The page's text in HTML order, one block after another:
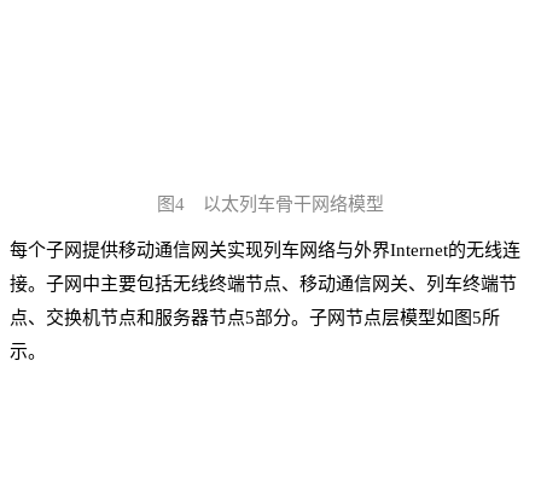
图4 以太列车骨干网络模型
每个子网提供移动通信网关实现列车网络与外界Internet的无线连
接。子网中主要包括无线终端节点、移动通信网关、列车终端节
点、交换机节点和服务器节点5部分。子网节点层模型如图5所
示。